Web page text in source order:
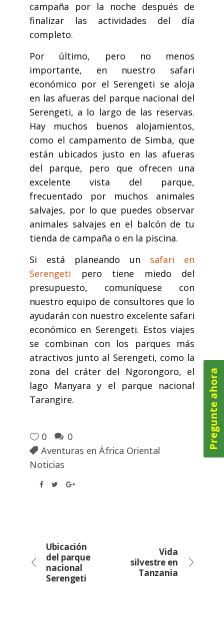
campaña por la noche después de
finalizar las actividades del día
completo.
Por último, pero no menos
importante, en nuestro safari
económico por el Serengeti se aloja
en las afueras del parque nacional del
Serengeti, a lo largo de las reservas.
Hay muchos buenos alojamientos,
como el campamento de Simba, que
están ubicados justo en las afueras
del parque, pero que ofrecen una
excelente vista del parque,
frecuentado por muchos animales
salvajes, por lo que puedes observar
animales salvajes en el balcón de tu
tienda de campaña o en la piscina.
Si está planeando un safari en
Serengeti pero tiene miedo del
presupuesto, comuníquese con
nuestro equipo de consultores que lo
ayudarán con nuestro excelente safari
económico en Serengeti. Estos viajes
se combinan con los parques más
atractivos junto al Serengeti, como la
zona del cráter del Ngorongoro, el
lago Manyara y el parque nacional
Tarangire.
0
0
Aventuras en África Oriental
Noticias
Ubicación
del parque
nacional
Serengeti
Vida
silvestre en
Tanzania
Pregunte ahora